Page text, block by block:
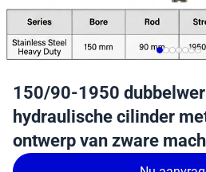
150/90-1950
hydraulische cilinder
ontwerp van zware